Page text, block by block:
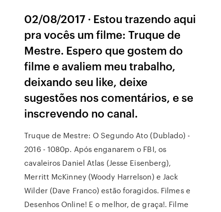
02/08/2017 · Estou trazendo aqui
pra vocês um filme: Truque de
Mestre. Espero que gostem do
filme e avaliem meu trabalho,
deixando seu like, deixe
sugestões nos comentários, e se
inscrevendo no canal.
Truque de Mestre: O Segundo Ato (Dublado) -
2016 - 1080p. Após enganarem o FBI, os
cavaleiros Daniel Atlas (Jesse Eisenberg),
Merritt McKinney (Woody Harrelson) e Jack
Wilder (Dave Franco) estão foragidos. Filmes e
Desenhos Online! E o melhor, de graça!. Filme